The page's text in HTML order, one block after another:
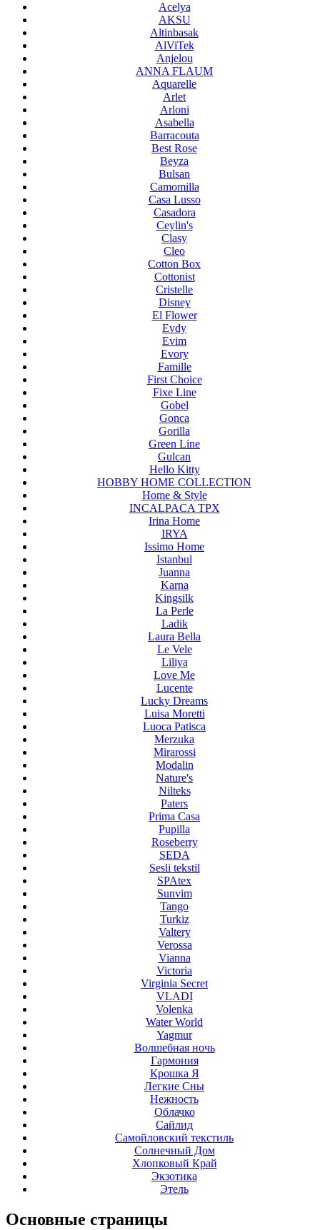
Acelya
AKSU
Altinbasak
AlViTek
Anjelou
ANNA FLAUM
Aquarelle
Arlet
Arloni
Asabella
Barracouta
Best Rose
Beyza
Bulsan
Camomilla
Casa Lusso
Casadora
Ceylin's
Clasy
Cleo
Cotton Box
Cottonist
Cristelle
Disney
El Flower
Evdy
Evim
Evory
Famille
First Choice
Fixe Line
Gobel
Gonca
Gorilla
Green Line
Gulcan
Hello Kitty
HOBBY HOME COLLECTION
Home & Style
INCALPACA TPX
Irina Home
IRYA
Issimo Home
Istanbul
Juanna
Karna
Kingsilk
La Perle
Ladik
Laura Bella
Le Vele
Liliya
Love Me
Lucente
Lucky Dreams
Luisa Moretti
Luoca Patisca
Merzuka
Mirarossi
Modalin
Nature's
Nilteks
Paters
Prima Casa
Pupilla
Roseberry
SEDA
Sesli tekstil
SPAtex
Sunvim
Tango
Turkiz
Valtery
Verossa
Vianna
Victoria
Virginia Secret
VLADI
Volenka
Water World
Yagmur
Волшебная ночь
Гармония
Крошка Я
Легкие Сны
Нежность
Облачко
Сайлид
Самойловский текстиль
Солнечный Дом
Хлопковый Край
Экзотика
Этель
Основные страницы